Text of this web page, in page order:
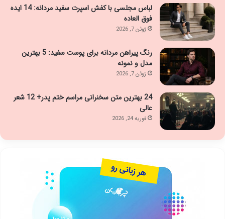
لباس مجلسی با کفش اسپرت سفید مردانه: 14 ایده
فوق العاده
ژوئن 7, 2026
رنگ پیراهن مردانه برای پوست سفید: 5 بهترین
مدل و نمونه
ژوئن 7, 2026
24 بهترین متن سخنرانی مراسم ختم پدر+ 12 شعر
عالی
فوریه 24, 2026